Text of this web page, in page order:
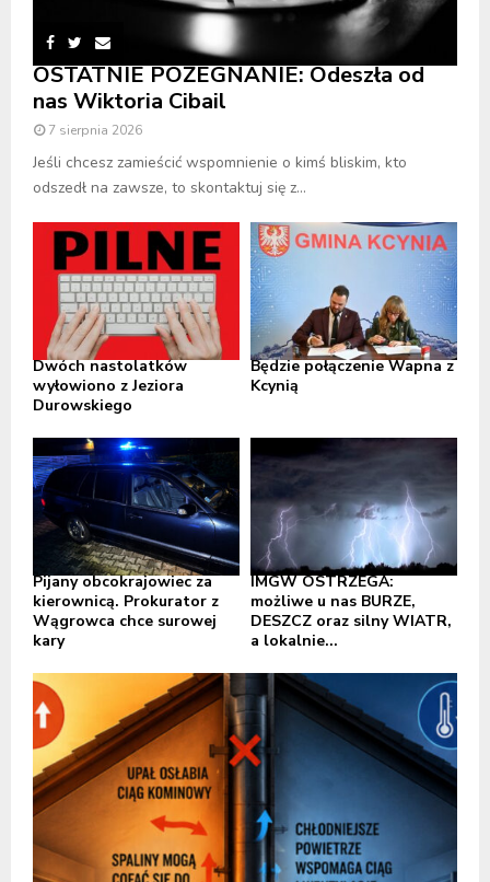
OSTATNIE POŻEGNANIE: Odeszła od
nas Wiktoria Cibail
7 sierpnia 2026
Jeśli chcesz zamieścić wspomnienie o kimś bliskim, kto
odszedł na zawsze, to skontaktuj się z...
Dwóch nastolatków
wyłowiono z Jeziora
Durowskiego
Będzie połączenie Wapna z
Kcynią
Pijany obcokrajowiec za
kierownicą. Prokurator z
Wągrowca chce surowej
kary
IMGW OSTRZEGA:
możliwe u nas BURZE,
DESZCZ oraz silny WIATR,
a lokalnie...